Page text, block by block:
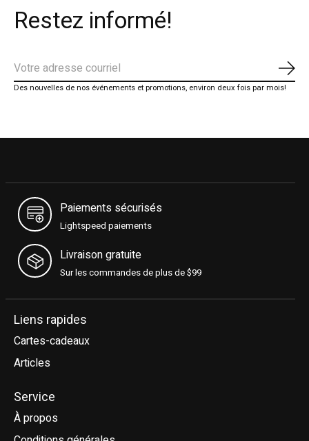
Restez informé!
Des nouvelles de nos événements et promotions, environ deux fois par mois!
Paiements sécurisés
Lightspeed paiements
Livraison gratuite
Sur les commandes de plus de $99
Liens rapides
Cartes-cadeaux
Articles
Service
À propos